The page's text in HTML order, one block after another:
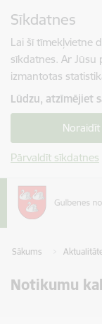
Sīkdatnes
Lai šī tīmekļvietne
sīkdatnes. Ar Jūsu
izmantotas
Lūdzu, atzīmējiet
Noraidīt
Pārvaldīt sīkdatnes
Sākums
Notikumu